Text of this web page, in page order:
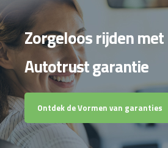
Zorgeloos rijden met
Autotrust garantie
Ontdek de Vormen van garanties